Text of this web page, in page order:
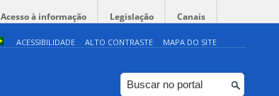
Acesso à informação Legislação Canais
ACESSIBILIDADE ALTO CONTRASTE MAPA DO SITE